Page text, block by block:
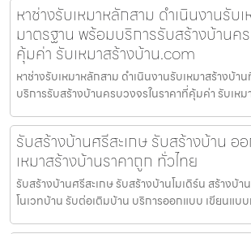
หาช่างรับเหมาหลักสาม ดำเนินงานรับ
มาตรฐาน พร้อมบริการรับสร้างบ้านค
คุ้มค่า รับเหมาสร้างบ้าน.com
หาช่างรับเหมาหลักสาม ดำเนินงานรับเหมาสร้างบ้า
บริการรับสร้างบ้านครบวงจรในราคาที่คุ้มค่า รับเหม
รับสร้างบ้านศรีสะเกษ รับสร้างบ้าน อ
เหมาสร้างบ้านราคาถูก ทั่วไทย
รับสร้างบ้านศรีสะเกษ รับสร้างบ้านโมเดิร์น สร้างบ้า
โนเวทบ้าน รับต่อเติมบ้าน บริการออกแบบ เขียนแบ